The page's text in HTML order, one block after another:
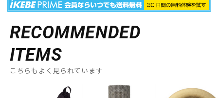
RECOMMENDED
ITEMS
こちらもよく見られています